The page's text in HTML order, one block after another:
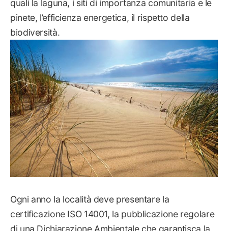
quali la laguna, i siti di importanza comunitaria e le
pinete, l’efficienza energetica, il rispetto della
biodiversità.
Ogni anno la località deve presentare la
certificazione ISO 14001, la pubblicazione regolare
di una Dichiarazione Ambientale che garantisca la